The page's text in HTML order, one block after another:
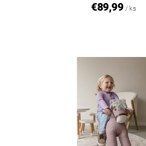
€89,99 / ks